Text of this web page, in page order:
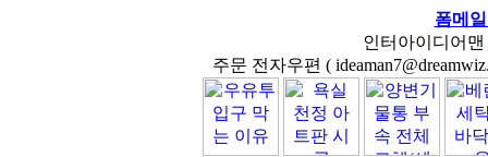
폼메
인터아이디어맨
주문 전자우편 (